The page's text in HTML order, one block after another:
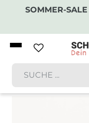
SOMMER-SALE